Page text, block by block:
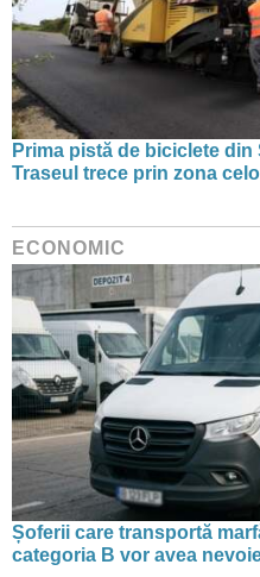
Prima pistă de biciclete
Traseul trece prin zona
ECONOMIC
Șoferii care transportă
categoria B vor avea